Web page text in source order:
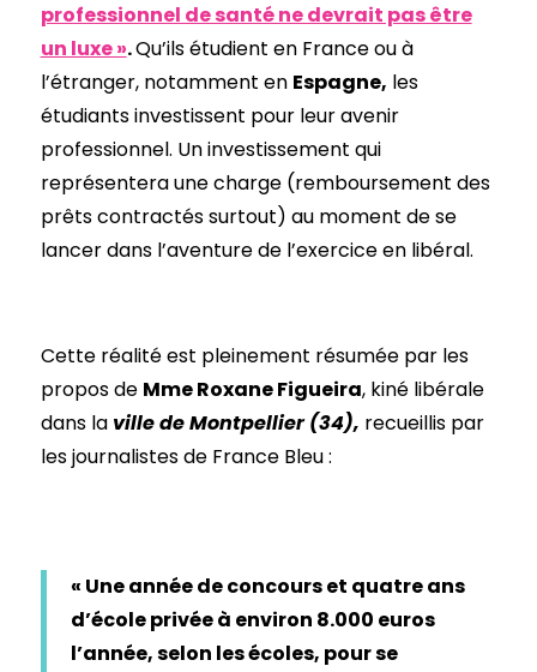
professionnel de santé ne devrait pas être
un luxe ».Qu’ils étudient en France ou à
l’étranger, notamment en Espagne, les
étudiants investissent pour leur avenir
professionnel. Un investissement qui
représentera une charge (remboursement des
prêts contractés surtout) au moment de se
lancer dans l’aventure de l’exercice en libéral.
Cette réalité est pleinement résumée par les
propos de Mme Roxane Figueira, kiné libérale
dans la ville de Montpellier (34), recueillis par
les journalistes de France Bleu :
« Une année de concours et quatre ans
d’école privée à environ 8.000 euros
l’année, selon les écoles, pour se